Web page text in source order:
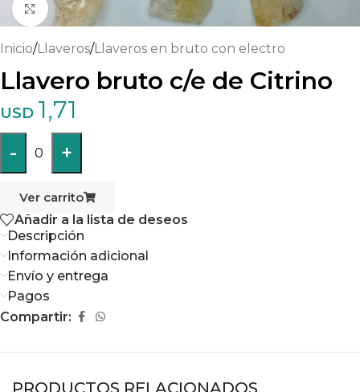
Haga clic para ampliar
Inicio/Llaveros/Llaveros en bruto con electro
Llavero bruto c/e de Citrino
USD 1,71
- 0 +
Ver carrito
Añadir a la lista de deseos
Descripción
Información adicional
Envío y entrega
Pagos
Compartir: